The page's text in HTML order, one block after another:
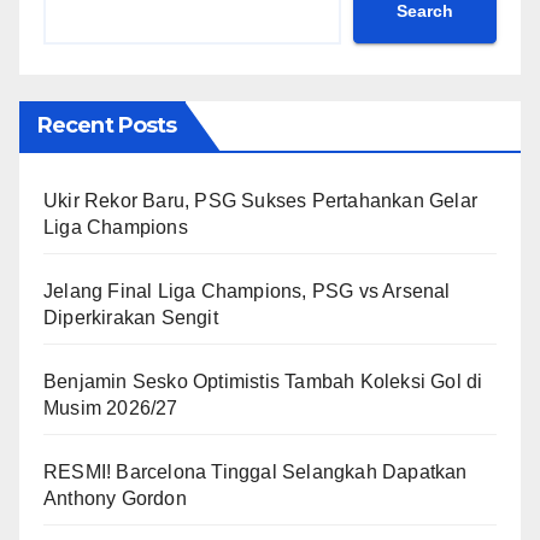
Search
Recent Posts
Ukir Rekor Baru, PSG Sukses Pertahankan Gelar
Liga Champions
Jelang Final Liga Champions, PSG vs Arsenal
Diperkirakan Sengit
Benjamin Sesko Optimistis Tambah Koleksi Gol di
Musim 2026/27
RESMI! Barcelona Tinggal Selangkah Dapatkan
Anthony Gordon